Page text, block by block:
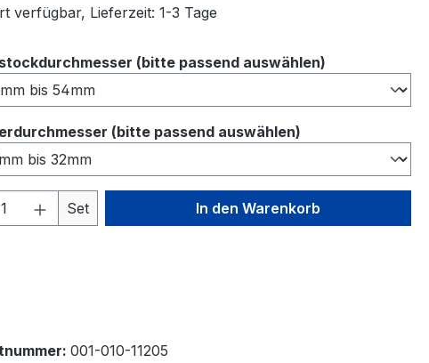
verfügbar, Lieferzeit: 1-3 Tage
(bitte passend auswählen)
(bitte passend auswählen)
Anzahl: Gib den gewünschten Wert
Set In den Warenkorb
001-010-11205